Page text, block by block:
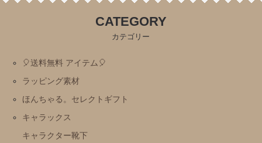
パンどろぼう
パンダのおさじ
CATEGORY
カテゴリー
🎈送料無料 アイテム🎈
ラッピング素材
ほんちゃる。セレクトギフト
キャラックス
キャラクター靴下